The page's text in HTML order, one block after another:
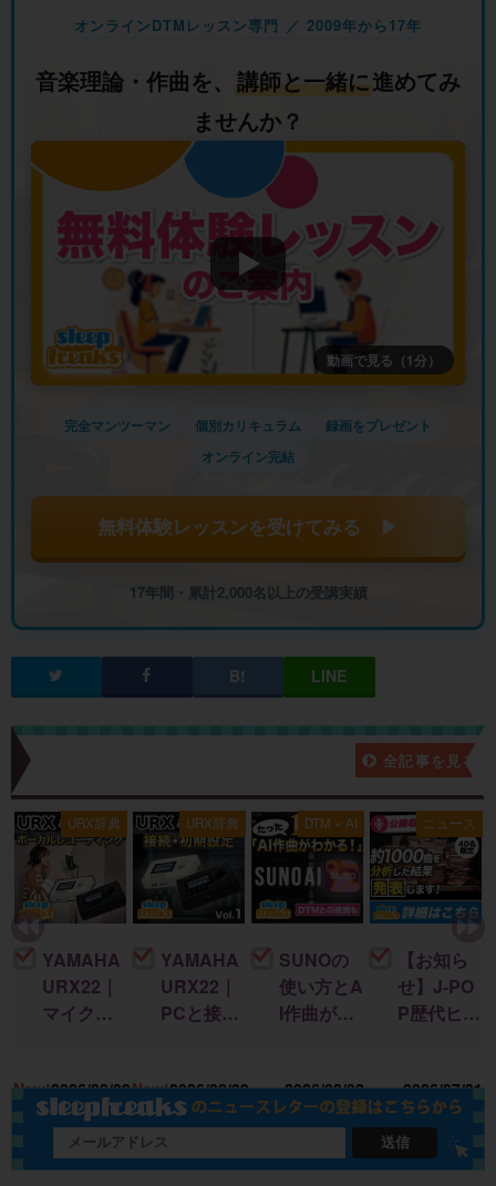
オンラインDTMレッスン専門 ／ 2009年から17年
音楽理論・作曲を、 講師と一緒に進めてみ
ませんか？
動画で見る（1分）
完全マンツーマン 個別カリキュラム
録画をプレゼント
オンライン完結
無料体験レッスンを受けてみる ▶
17年間・累計2,000名以上の受講実績
新着記事一覧 全記事を見る
URX辞典
YAMAHA
URX22｜
マイクを
までを完
全解説！
New!2026/08/09
URX辞典
YAMAHA
URX22｜
PCと接続
の初期設
定を完全
解説！
New!2026/08/09
DTM × AI
SUNOの
使い方とA
I作曲がわ
に生成AI
を取り入
ガイド
2026/08/02
ニュース
【お知ら
せ】J-PO
P歴代ヒッ
析”する公
開収録イ
ベント開
催
2026/07/31
送信